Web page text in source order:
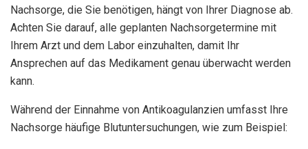
Nachsorge, die Sie benötigen, hängt von Ihrer Diagnose ab.
Achten Sie darauf, alle geplanten Nachsorgetermine mit
Ihrem Arzt und dem Labor einzuhalten, damit Ihr
Ansprechen auf das Medikament genau überwacht werden
kann.
Während der Einnahme von Antikoagulanzien umfasst Ihre
Nachsorge häufige Blutuntersuchungen, wie zum Beispiel: